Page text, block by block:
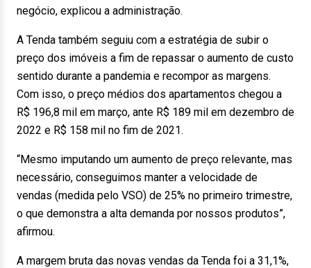
negócio, explicou a administração.
A Tenda também seguiu com a estratégia de subir o
preço dos imóveis a fim de repassar o aumento de custo
sentido durante a pandemia e recompor as margens.
Com isso, o preço médios dos apartamentos chegou a
R$ 196,8 mil em março, ante R$ 189 mil em dezembro de
2022 e R$ 158 mil no fim de 2021.
“Mesmo imputando um aumento de preço relevante, mas
necessário, conseguimos manter a velocidade de
vendas (medida pelo VSO) de 25% no primeiro trimestre,
o que demonstra a alta demanda por nossos produtos”,
afirmou.
A margem bruta das novas vendas da Tenda foi a 31,1%,